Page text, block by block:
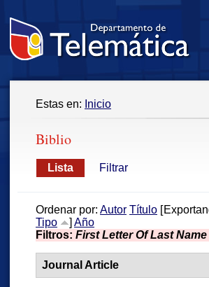
Estas en: Inicio
Biblio
Lista Filtrar
Ordenar por: Autor Título [
Tipo
] Año
Filtros: First Letter Of Last Name
Journal Article